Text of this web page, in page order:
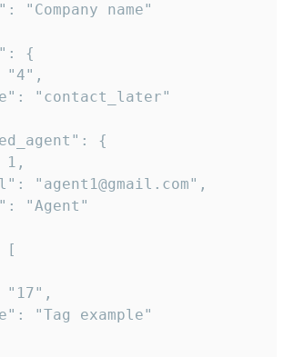
"Company name"
{
"4",
"contact_later"
{
1,
"agent1@gmail.com",
"Agent"
[
"17",
"Tag example"